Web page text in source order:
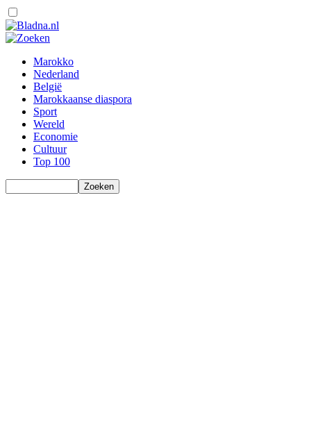
Marokko
Nederland
België
Marokkaanse diaspora
Sport
Wereld
Economie
Cultuur
Top 100